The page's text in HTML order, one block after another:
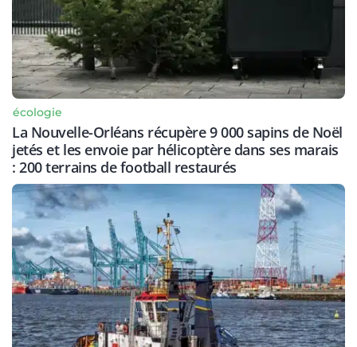
écologie
La Nouvelle-Orléans récupère 9 000 sapins de Noël
jetés et les envoie par hélicoptère dans ses marais
: 200 terrains de football restaurés